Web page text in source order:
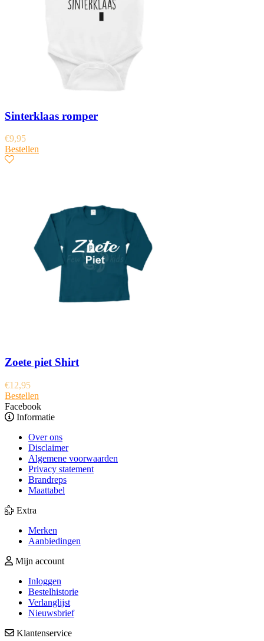
Sinterklaas romper
€9,95
Bestellen
Zoete piet Shirt
€12,95
Bestellen
Facebook
Informatie
Over ons
Disclaimer
Algemene voorwaarden
Privacy statement
Brandreps
Maattabel
Extra
Merken
Aanbiedingen
Mijn account
Inloggen
Bestelhistorie
Verlanglijst
Nieuwsbrief
Klantenservice